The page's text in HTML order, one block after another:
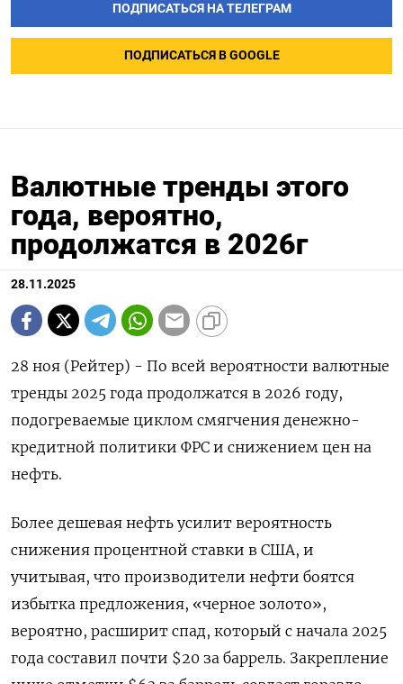
ПОДПИСАТЬСЯ НА ТЕЛЕГРАМ
ПОДПИСАТЬСЯ В GOOGLE
Валютные тренды этого
года, вероятно,
продолжатся в 2026г
28.11.2025
28 ноя (Рейтер) - По всей вероятности валютные
тренды 2025 года продолжатся в 2026 году,
подогреваемые циклом смягчения денежно-
кредитной политики ФРС и снижением цен на
нефть.
Более дешевая нефть усилит вероятность
снижения процентной ставки в США, и
учитывая, что производители нефти боятся
избытка предложения, «черное золото»,
вероятно, расширит спад, который с начала 2025
года составил почти $20 за баррель. Закрепление